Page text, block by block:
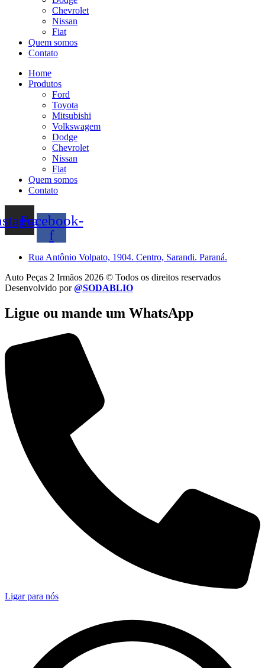
Chevrolet
Nissan
Fiat
Quem somos
Contato
Home
Produtos
Ford
Toyota
Mitsubishi
Volkswagem
Dodge
Chevrolet
Nissan
Fiat
Quem somos
Contato
Facebook-
f
Rua Antônio Volpato, 1904. Centro, Sarandi. Paraná.
Auto Peças 2 Irmãos 2026 © Todos os direitos reservados
Desenvolvido por@SODABLIO
Ligue ou mande um WhatsApp
Ligar para nós